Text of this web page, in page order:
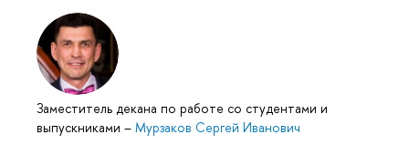
Заместитель декана по работе со студентами и
выпускниками – Мурзаков Сергей Иванович